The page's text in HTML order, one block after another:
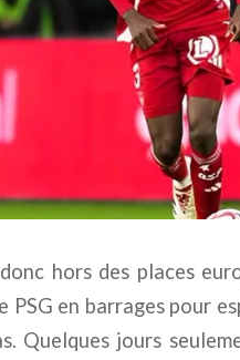
hors des places
en barrages pour
Quelques jours